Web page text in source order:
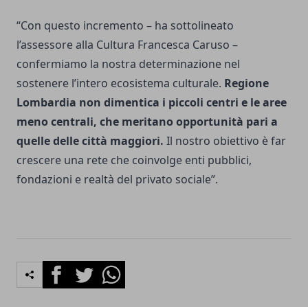
“Con questo incremento – ha sottolineato
l’assessore alla Cultura Francesca Caruso –
confermiamo la nostra determinazione nel
sostenere l’intero ecosistema culturale. Regione
Lombardia non dimentica i piccoli centri e le aree
meno centrali, che meritano opportunità pari a
quelle delle città maggiori. Il nostro obiettivo è far
crescere una rete che coinvolge enti pubblici,
fondazioni e realtà del privato sociale”.
FacebookTwitterWhatsapp